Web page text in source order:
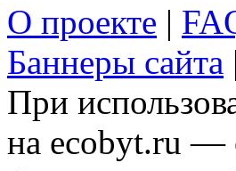
О проекте |
Баннеры сайта |
При
на ecobyt.ru —